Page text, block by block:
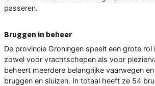
passeren.
Bruggen in beheer
De provincie Groningen speelt een grote
zowel voor vrachtschepen als voor
beheert meerdere belangrijke vaarwegen
bruggen en sluizen. In totaal heeft ze 54